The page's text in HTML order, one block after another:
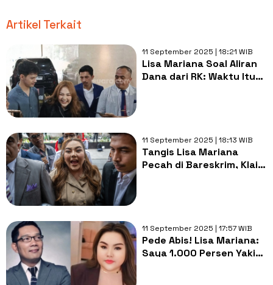
Artikel Terkait
11 September 2025 | 18:21 WIB
Lisa Mariana Soal Aliran
Dana dari RK: Waktu Itu
11 September 2025 | 18:13 WIB
Tangis Lisa Mariana
Pecah di Bareskrim, Klaim
11 September 2025 | 17:57 WIB
Pede Abis! Lisa Mariana:
Saya 1.000 Persen Yakin